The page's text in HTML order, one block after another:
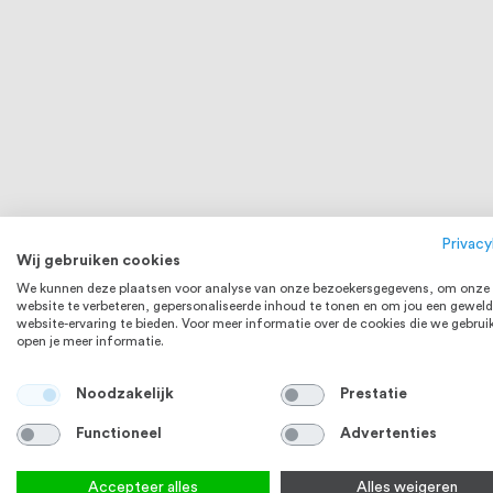
Blaaspomp voor boorgaten
Op voorraad € 23,24
Bekijk product
Wij gebruiken cookies
We kunnen deze plaatsen voor analyse van onze bezoekersgegevens, om onze
website te verbeteren, gepersonaliseerde inhoud te tonen en om jou een
website-ervaring te bieden. Voor meer informatie over de cookies die we
open je meer informatie.
Noodzakelijk Prestatie
Functioneel Advertenties
Accepteer alles Alles weigeren